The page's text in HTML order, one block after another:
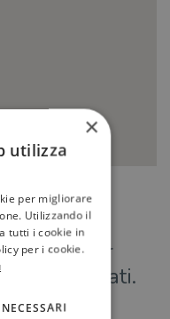
per
i tuoi dati.
×
utilizza
per migliorare
Utilizzando il
tutti i cookie in
per i cookie.